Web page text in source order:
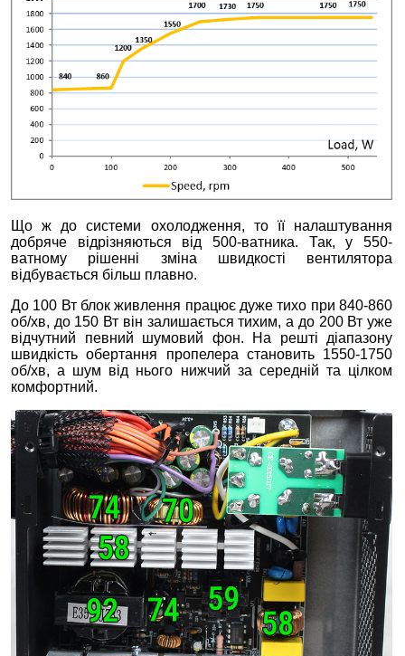
Що ж до системи охолодження, то її налаштування
добряче відрізняються від 500-ватника. Так, у 550-
ватному рішенні зміна швидкості вентилятора
відбувається більш плавно.
До 100 Вт блок живлення працює дуже тихо при 840-860
об/хв, до 150 Вт він залишається тихим, а до 200 Вт уже
відчутний певний шумовий фон. На решті діапазону
швидкість обертання пропелера становить 1550-1750
об/хв, а шум від нього нижчий за середній та цілком
комфортний.